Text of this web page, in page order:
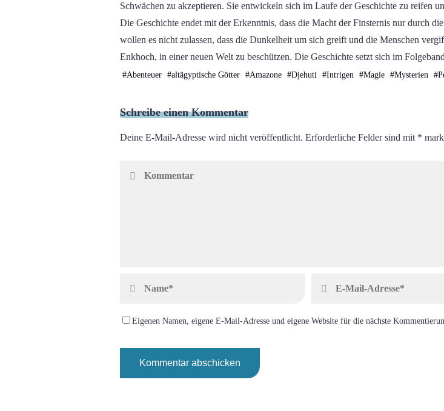
Schwächen zu akzeptieren. Sie entwickeln sich im Laufe der Geschichte zu reifen
Die Geschichte endet mit der Erkenntnis, dass die Macht der Finsternis nur durch
wollen es nicht zulassen, dass die Dunkelheit um sich greift und die Menschen
Enkhoch, in einer neuen Welt zu beschützen. Die Geschichte setzt sich im
#Abenteuer #altägyptische Götter #Amazone #Djehuti #Intrigen #Magie #Mysterien #
Schreibe einen Kommentar
Deine E-Mail-Adresse wird nicht veröffentlicht. Erforderliche Felder sind mit *
Eigenen Namen, eigene E-Mail-Adresse und eigene Website für die nächste